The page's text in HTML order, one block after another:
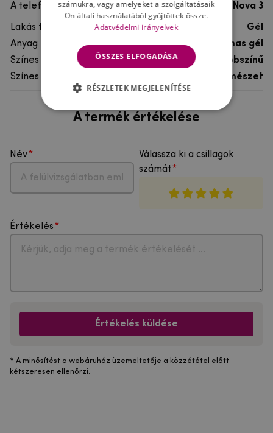
A telefonmodellhez
Huawei Nova 3
Lakás típusa
Gél
Anyag
rugalmas gél
Színes
többszínű
Színes motívum
Természet
A termék értékelése
Név
Válassza ki a csillagok
számát
Értékelés
Értékelés küldése
* A minősítést a webáruház üzemeltetője a közzététel előtt
kétszeresen ellenőrzi.
számukra, vagy amelyeket a szolgáltatásaik
Ön általi használatából gyűjtöttek össze.
Adatvédelmi irányelvek
ÖSSZES ELFOGADÁSA
RÉSZLETEK MEGJELENÍTÉSE